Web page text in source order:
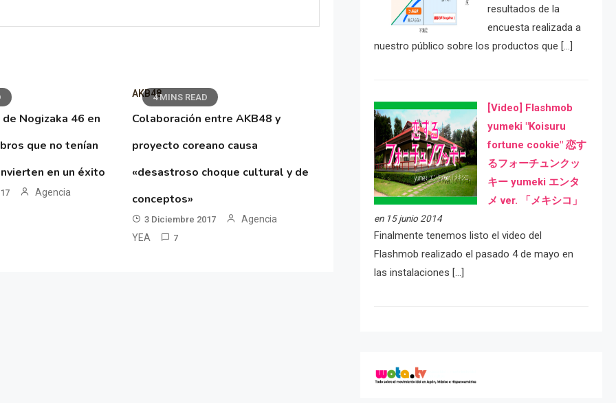
Nogizaka 46 en
que no tenían
en un éxito
Agencia
4 MINS READ
AKB48
Colaboración entre AKB48 y
proyecto coreano causa
«desastroso choque cultural y de
conceptos»
3 Diciembre 2017
Agencia
YEA
7
resultados de la
encuesta realizada a
nuestro público sobre los productos que […]
[Video] Flashmob
yumeki "Koisuru
fortune cookie" 恋す
るフォーチュンクッ
キー yumeki エンタ
メ ver. 「メキシコ」
en 15 junio 2014
Finalmente tenemos listo el video del
Flashmob realizado el pasado 4 de mayo en
las instalaciones […]